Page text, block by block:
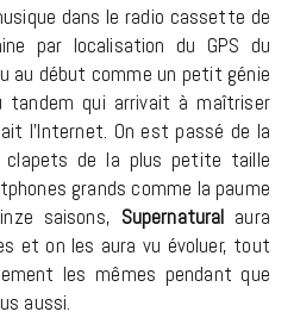
dans le radio cassette de
par localisation du GPS du
au début comme un petit génie
tandem qui arrivait à maîtriser
l’Internet. On est passé de la
clapets de la plus petite taille
grands comme la paume
saisons, Supernatural aura
et on les aura vu évoluer, tout
les mêmes pendant que
aussi.